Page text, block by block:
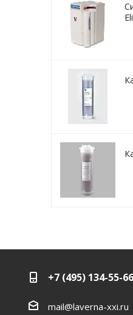
+7 (495) 134-55-66
mail@laverna-xxi.ru